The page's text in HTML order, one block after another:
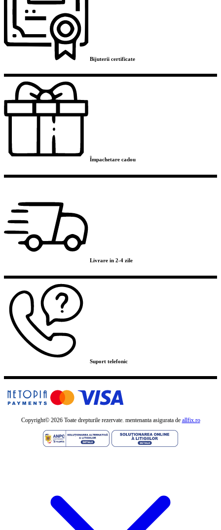
Bijuterii certificate
Împachetare cadou
Livrare in 2-4 zile
Suport telefonic
Copyright© 2026 Toate drepturile rezervate. mentenanta asigurata de allfix.ro